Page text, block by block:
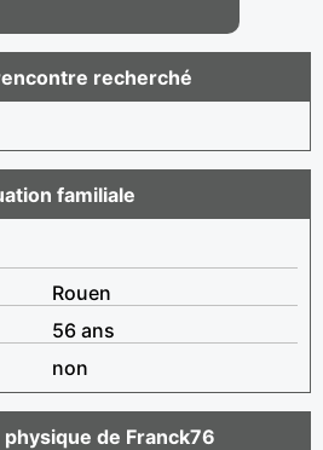
recherché
familiale
Rouen
56 ans
non
de Franck76